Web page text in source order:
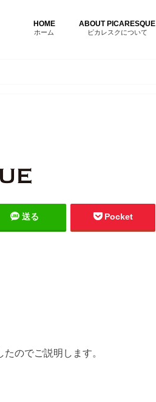
HOME
ホーム
ABOUT PICARESQUE
ピカレスクについて
送る Pocket
のでご説明します。